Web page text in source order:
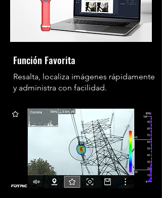
Función Favorita
Resalta, localiza imágenes rápidamente
y administra con facilidad.